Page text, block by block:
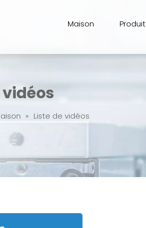
Maison Produit
» Liste de vidéos